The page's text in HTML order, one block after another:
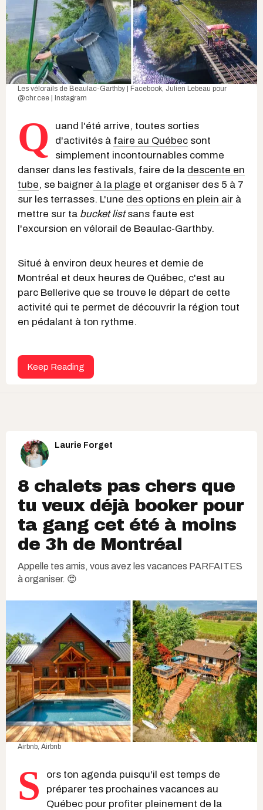
Les vélorails de Beaulac-Garthby | Facebook, Julien Lebeau pour
@chr.cee | Instagram
Q
uand l'été arrive, toutes sorties
d'activités à faire au Québec sont
simplement incontournables comme
danser dans les festivals, faire de la descente en
tube, se baigner à la plage et organiser des 5 à 7
sur les terrasses. L'une des options en plein air à
mettre sur ta bucket listsans faute est
l'excursion en vélorail de Beaulac-Garthby.
Situé à environ deux heures et demie de
Montréal et deux heures de Québec, c'est au
parc Bellerive que se trouve le départ de cette
activité qui te permet de découvrir la région tout
en pédalant à ton rythme.
Keep Reading
Laurie Forget
8 chalets pas chers que
tu veux déjà booker pour
ta gang cet été à moins
de 3h de Montréal
Appelle tes amis, vous avez les vacances PARFAITES
à organiser. 😍
Airbnb , Airbnb
S
ors ton agenda puisqu'il est temps de
préparer tes prochaines vacances au
Québec pour profiter pleinement de la